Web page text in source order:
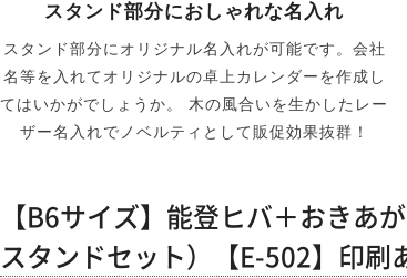
スタンド部分におしゃれな名入れ
スタンド部分にオリジナル名入れが可能です。会社
名等を入れてオリジナルの卓上カレンダーを作成し
てはいかがでしょうか。 木の風合いを生かしたレー
ザー名入れでノベルティとして販促効果抜群！
【B6サイズ】能登ヒバ＋おき
スタンドセット）【E-502】印刷